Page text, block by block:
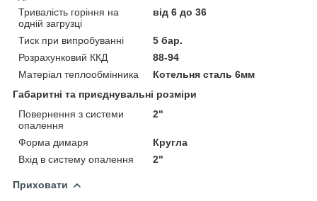
Тривалість горіння на
одній загрузці
від 6 до 36
Тиск при випробуванні
5 бар.
Розрахунковий ККД
88-94
Матеріал теплообмінника
Котельня сталь 6мм
Габаритні та приєднувальні розміри
Повернення з системи
опалення
2"
Форма димаря
Кругла
Вхід в систему опалення
2"
Приховати